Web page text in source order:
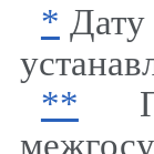
* Дату
**